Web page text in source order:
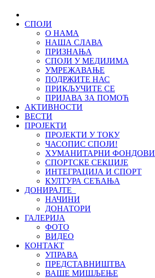
СПОЈИ
О НАМА
НАША СЛАВА
ПРИЗНАЊА
СПОЈИ У МЕДИЈИМА
УМРЕЖАВАЊЕ
ПОДРЖИТЕ НАС
ПРИКЉУЧИТЕ СЕ
ПРИЈАВА ЗА ПОМОЋ
АКТИВНОСТИ
ВЕСТИ
ПРОЈЕКТИ
ПРОЈЕКТИ У ТОКУ
ЧАСОПИС СПОЈИ!
ХУМАНИТАРНИ ФОНДОВИ
СПОРТСКЕ СЕКЦИЈЕ
ИНТЕГРАЦИЈА И СПОРТ
КУЛТУРА СЕЋАЊА
ДОНИРАЈТЕ
НАЧИНИ
ДОНАТОРИ
ГАЛЕРИЈА
ФОТО
ВИДЕО
КОНТАКТ
УПРАВА
ПРЕДСТАВНИШТВА
ВАШЕ МИШЉЕЊЕ